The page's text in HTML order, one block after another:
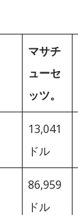
マサチ
ューセ
ッツ。
13,041
ドル
86,959
ドル